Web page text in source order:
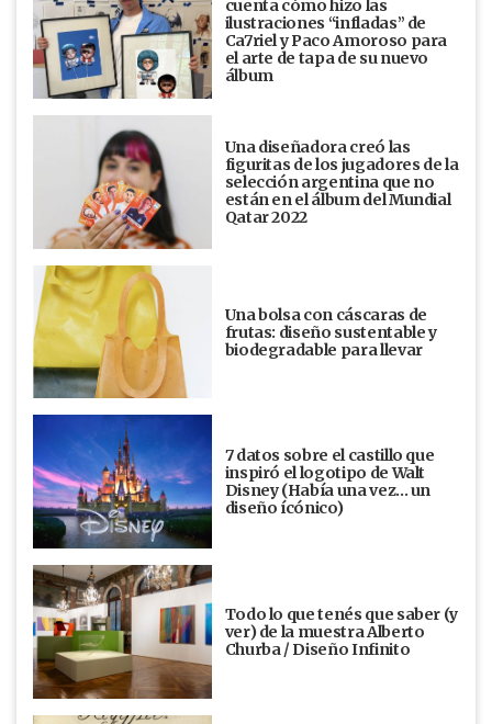
cuenta cómo hizo las
ilustraciones “infladas” de
Ca7riel y Paco Amoroso para
el arte de tapa de su nuevo
álbum
Una diseñadora creó las
figuritas de los jugadores de la
selección argentina que no
están en el álbum del Mundial
Qatar 2022
Una bolsa con cáscaras de
frutas: diseño sustentable y
biodegradable para llevar
7 datos sobre el castillo que
inspiró el logotipo de Walt
Disney (Había una vez... un
diseño ícónico)
Todo lo que tenés que saber (y
ver) de la muestra Alberto
Churba / Diseño Infinito